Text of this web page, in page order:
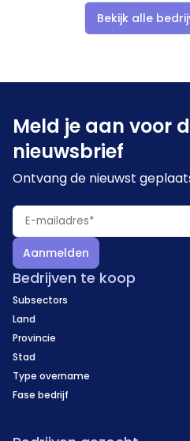
Bekijk alle
Meld je aan voor
nieuwsbrief
Ontvang de nieuwst
Aanmelden
Bedrijven te koop
Subsectors
Land
Provincie
Stad
Type overname
Fase bedrijf